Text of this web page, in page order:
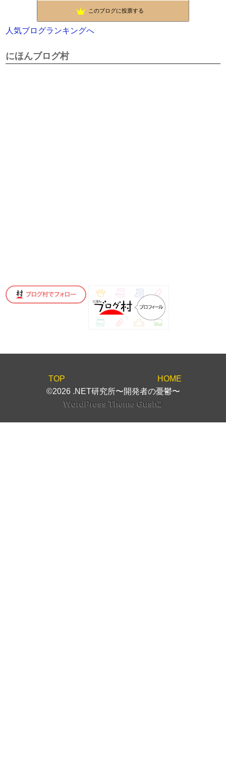
このブログに投票する
人気ブログランキングへ
にほんブログ村
TOP
HOME
©2026 .NET研究所〜開発者の憂鬱〜
WordPress Theme Gush2